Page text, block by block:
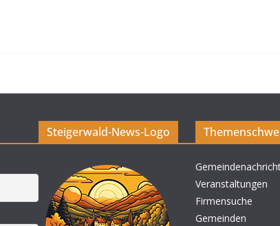
Steigerwald-News-Logo
Veranstaltungen
Firmensuche
Gemeinden